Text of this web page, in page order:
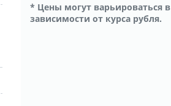
* Цены могут варьироваться в
зависимости от курса рубля.